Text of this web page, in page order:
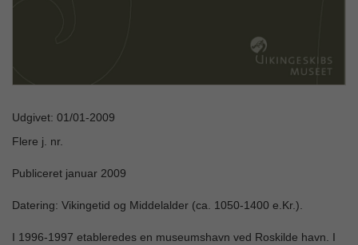
Udgivet: 01/01-2009
Flere j. nr.
Publiceret januar 2009
Datering: Vikingetid og Middelalder (ca. 1050-1400 e.Kr.).
I 1996-1997 etableredes en museumshavn ved Roskilde havn. I